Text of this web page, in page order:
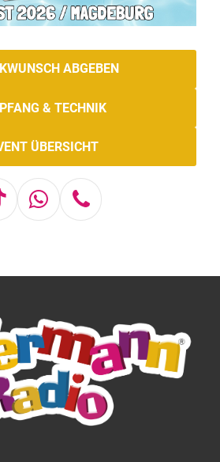
ABGEBEN
& TECHNIK
ÜBERSICHT
Whatsapp
Telefon